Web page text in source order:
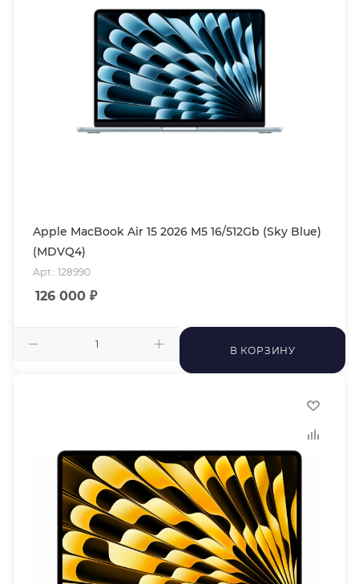
Apple MacBook Air 15 2026 M5 16/512Gb (Sky Blue)
(MDVQ4)
Арт.: 128990
126 000 ₽
В КОРЗИНУ